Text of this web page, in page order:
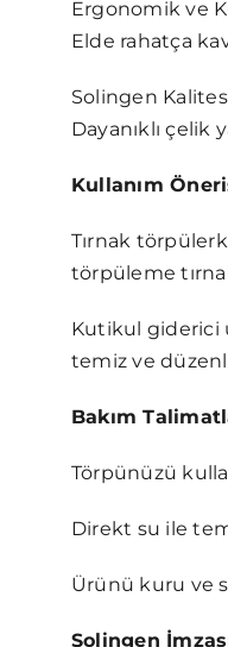
Ergonomik ve
Elde rahatça
Solingen
Dayanıklı çelik
Kullanım
Tırnak
törpüleme
Kutikul giderici
temiz ve
Bakım
Törpünüzü
Direkt su ile
Ürünü kuru ve
Solingen